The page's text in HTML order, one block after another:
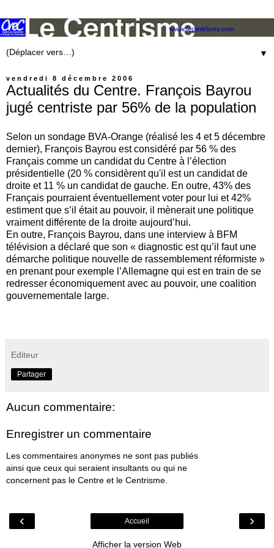
▼
vendredi 8 décembre 2006
Actualités du Centre. François Bayrou
jugé centriste par 56% de la population
Selon un sondage BVA-Orange (réalisé les 4 et 5 décembre
dernier), François Bayrou est considéré par 56 % des
Français comme un candidat du Centre à l’élection
présidentielle (20 % considèrent qu'il est un candidat de
droite et 11 % un candidat de gauche. En outre, 43% des
Français pourraient éventuellement voter pour lui et 42%
estiment que s’il était au pouvoir, il mènerait une politique
vraiment différente de la droite aujourd’hui.
En outre, François Bayrou, dans une interview à BFM
télévision a déclaré que son « diagnostic est qu’il faut une
démarche politique nouvelle de rassemblement réformiste »
en prenant pour exemple l’Allemagne qui est en train de se
redresser économiquement avec au pouvoir, une coalition
gouvernementale large.
Editeur
Partager
Aucun commentaire:
Enregistrer un commentaire
Les commentaires anonymes ne sont pas publiés
ainsi que ceux qui seraient insultants ou qui ne
concernent pas le Centre et le Centrisme.
‹ ›
Accueil
Afficher la version Web